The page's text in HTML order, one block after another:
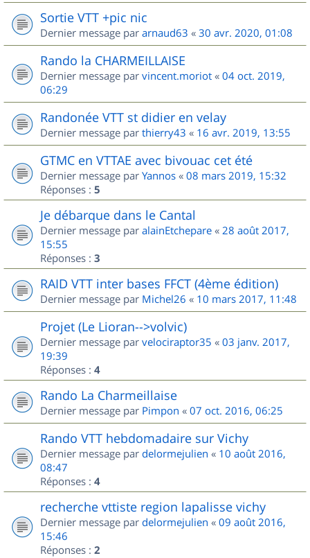
Sortie VTT +pic nic
Dernier message par arnaud63 « 30 avr. 2020, 01:08
Rando la CHARMEILLAISE
Dernier message par vincent.moriot « 04 oct. 2019,
06:29
Randonée VTT st didier en velay
Dernier message par thierry43 « 16 avr. 2019, 13:55
GTMC en VTTAE avec bivouac cet été
Dernier message par Yannos « 08 mars 2019, 15:32
Réponses : 5
Je débarque dans le Cantal
Dernier message par alainEtchepare « 28 août 2017,
15:55
Réponses : 3
RAID VTT inter bases FFCT (4ème édition)
Dernier message par Michel26 « 10 mars 2017, 11:48
Projet (Le Lioran-->volvic)
Dernier message par velociraptor35 « 03 janv. 2017,
19:39
Réponses : 4
Rando La Charmeillaise
Dernier message par Pimpon « 07 oct. 2016, 06:25
Rando VTT hebdomadaire sur Vichy
Dernier message par delormejulien « 10 août 2016,
08:47
Réponses : 4
recherche vttiste region lapalisse vichy
Dernier message par delormejulien « 09 août 2016,
15:46
Réponses : 2